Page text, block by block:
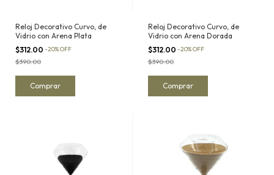
Reloj Decorativo Curvo, de
Vidrio con Arena Plata
$312.00 -20%OFF
$390.00
Reloj Decorativo Curvo, de
Vidrio con Arena Dorada
$312.00 -20%OFF
$390.00